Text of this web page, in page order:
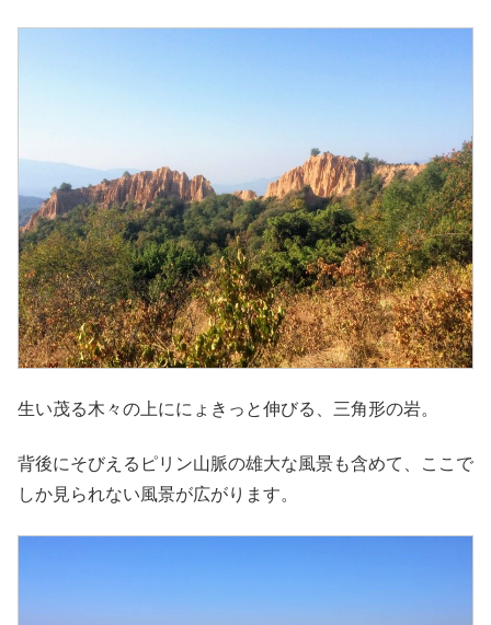
生い茂る木々の上ににょきっと伸びる、三角形の岩。
背後にそびえるピリン山脈の雄大な風景も含めて、ここで
しか見られない風景が広がります。